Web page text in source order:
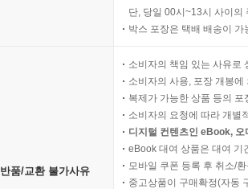
단, 당일 00시~13시 사이의
박스 포장은 택배 배송이
반품/교환 불가사유
소비자의 책임 있는 사유로
소비자의 사용, 포장 개봉
복제가 가능한 상품 등의
소비자의 요청에 따라 개별
디지털 컨텐츠인 eBook,
eBook 대여 상품은 대여 기
모바일 쿠폰 등록 후 취소/
중고상품이 구매확정(자동